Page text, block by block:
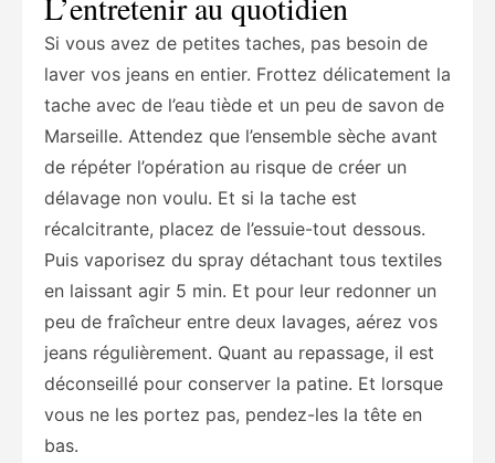
Si vous avez de petites taches, pas besoin de
laver vos jeans en entier. Frottez délicatement la
tache avec de l’eau tiède et un peu de savon de
Marseille. Attendez que l’ensemble sèche avant
de répéter l’opération au risque de créer un
délavage non voulu. Et si la tache est
récalcitrante, placez de l’essuie-tout dessous.
Puis vaporisez du spray détachant tous textiles
en laissant agir 5 min. Et pour leur redonner un
peu de fraîcheur entre deux lavages, aérez vos
jeans régulièrement. Quant au repassage, il est
déconseillé pour conserver la patine. Et lorsque
vous ne les portez pas, pendez-les la tête en
bas.